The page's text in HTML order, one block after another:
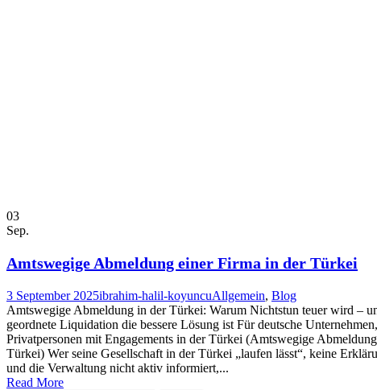
03
Sep.
Amtswegige Abmeldung einer Firma in der Türkei
3 September 2025ibrahim-halil-koyuncuAllgemein, Blog
Amtswegige Abmeldung in der Türkei: Warum Nichtstun teuer wird –
geordnete Liquidation die bessere Lösung ist Für deutsche
Privatpersonen mit Engagements in der Türkei (Amtswegige
Türkei) Wer seine Gesellschaft in der Türkei „laufen lässt“, keine
und die Verwaltung nicht aktiv informiert,...
Read More